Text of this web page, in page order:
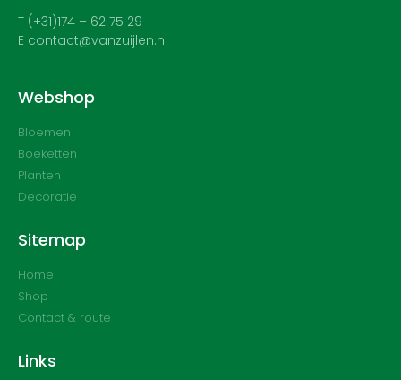
T (+31)174 – 62 75 29
E contact@vanzuijlen.nl
Webshop
Bloemen
Boeketten
Planten
Decoratie
Sitemap
Home
Shop
Contact & route
Links